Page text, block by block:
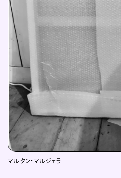
マルタン・マルジェラ